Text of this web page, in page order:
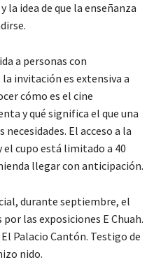
la idea de que la enseñanza
a personas con
invitación es extensiva a
cómo es el cine
y qué significa el que una
El acceso a la
cupo está limitado a 40
llegar con anticipación.
durante septiembre, el
las exposiciones E Chuah.
Palacio Cantón. Testigo de
nido.